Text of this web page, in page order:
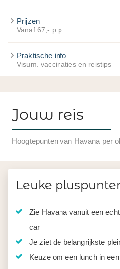
Prijzen
Vanaf 67,- p.p.
Praktische info
Visum, vaccinaties en reistips
Jouw reis
Hoogtepunten van Havana per
Leuke
Zie Havana vanuit een
car
Je ziet de belangrijkste
Keuze om een lunch in